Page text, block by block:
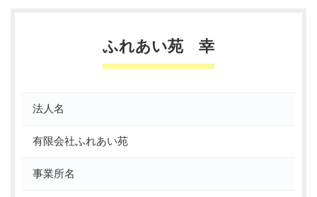
ふれあい苑 幸
法人名
有限会社ふれあい苑
事業所名